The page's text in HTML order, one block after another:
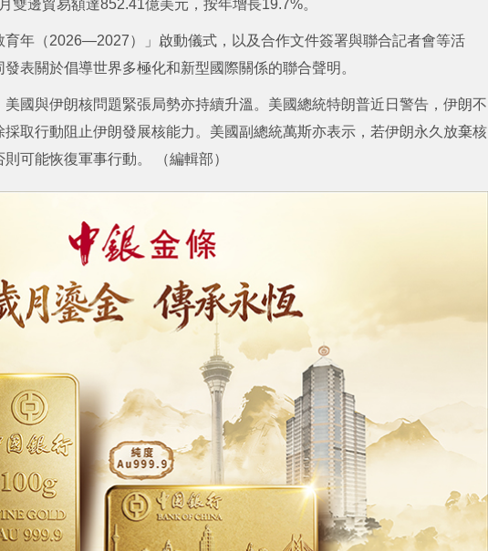
雙邊貿易額達852.41億美元，按年增長19.7%。
育年（2026—2027）」啟動儀式，以及合作文件簽署與聯合記者會等活
表關於倡導世界多極化和新型國際關係的聯合聲明。
國與伊朗核問題緊張局勢亦持續升溫。美國總統特朗普近日警告，伊朗不
取行動阻止伊朗發展核能力。美國副總統萬斯亦表示，若伊朗永久放棄核
可能恢復軍事行動。 （編輯部）